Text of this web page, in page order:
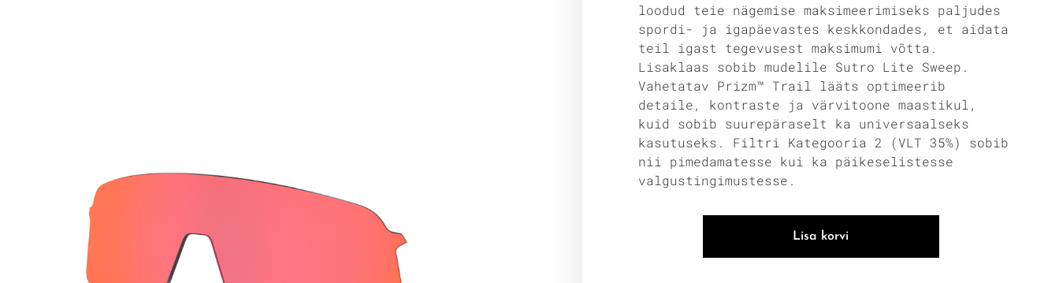
loodud teie nägemise maksimeerimiseks paljudes
spordi- ja igapäevastes keskkondades, et aidata
teil igast tegevusest maksimumi võtta.
Lisaklaas sobib mudelile Sutro Lite Sweep.
Vahetatav Prizm™ Trail lääts optimeerib
detaile, kontraste ja värvitoone maastikul,
kuid sobib suurepäraselt ka universaalseks
kasutuseks. Filtri Kategooria 2 (VLT 35%) sobib
nii pimedamatesse kui ka päikeselistesse
valgustingimustesse.
Lisa korvi